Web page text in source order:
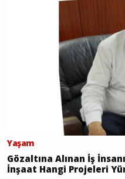
Yaşam
Gözaltına Alınan İş
İnşaat Hangi Projeleri